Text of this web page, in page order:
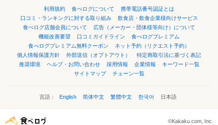
利用規約 食べログについて
携帯電話番号認証とは
口コミ・ランキングに対する取り組み
飲食店・飲食企業様向けサービス
食べログ店舗会員について
広告（メーカー・団体様等向け）について
機能改善要望
口コミガイドライン
食べログプレミアム
食べログプレミアム無料クーポン
ネット予約（リクエスト予約）
個人情報保護方針
外部送信（オプトアウト）
特定商取引法に基づく表記
推奨環境
ヘルプ・お問い合わせ 採用情報 企業情報
キーワード一覧
サイトマップ
チェーン一覧
言語： English 简体中文 繁體中文 한국어 日本語
©Kakaku.com, Inc.